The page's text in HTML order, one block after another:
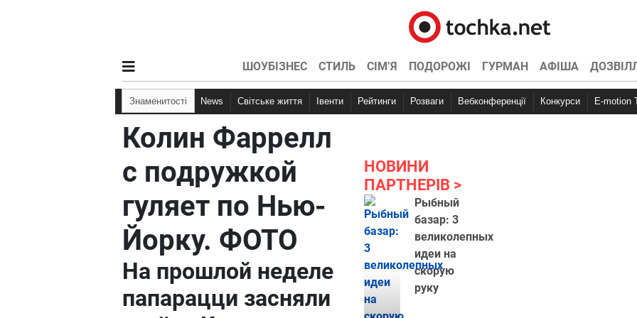
ШОУБІЗНЕС СТИЛЬ СІМ’Я ПОДОРОЖІ ГУРМАН АФІША
Знаменитості News Світське життя Івенти Рейтинги Розваги Вебконференції Конкурси E-motion
Колин Фаррелл
с подружкой
гуляет по Нью-
Йорку. ФОТО
На прошлой неделе
папарацци засняли
НОВИНИ
ПАРТНЕРІВ
Рыбный
базар: 3
великолепных
идеи на
скорую
руку